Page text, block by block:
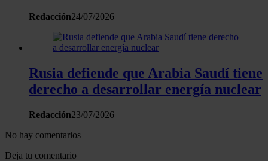
Redacción24/07/2026
Rusia defiende que Arabia Saudí tiene
derecho a desarrollar energía nuclear
Redacción23/07/2026
No hay comentarios
Deja tu comentario